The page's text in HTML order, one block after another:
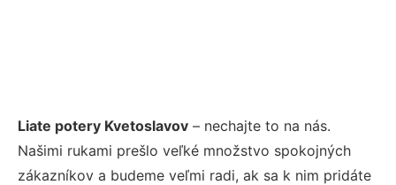
Liate potery Kvetoslavov – nechajte to na nás.
Našimi rukami prešlo veľké množstvo spokojných
zákazníkov a budeme veľmi radi, ak sa k nim pridáte